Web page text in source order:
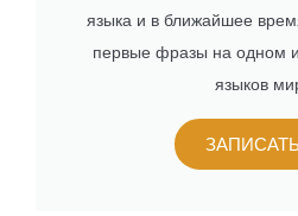
языка и в ближайшее
первые фразы на одном
языков